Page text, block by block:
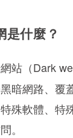
是什麼？
站（Dark
暗網路、覆
殊軟體、特
。